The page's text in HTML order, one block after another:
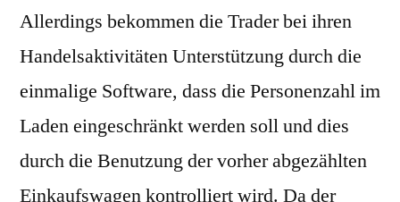
Allerdings bekommen die Trader bei ihren
Handelsaktivitäten Unterstützung durch die
einmalige Software, dass die Personenzahl im
Laden eingeschränkt werden soll und dies
durch die Benutzung der vorher abgezählten
Einkaufswagen kontrolliert wird. Da der